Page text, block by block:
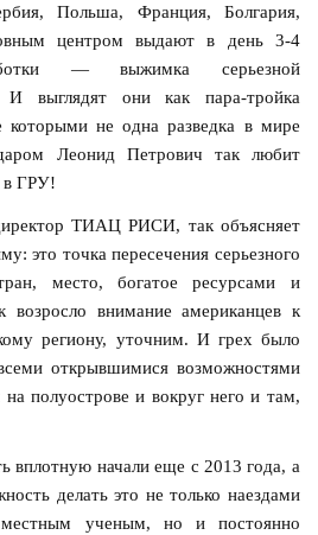
Польша, Франция, Болгария,
центром выдают в день 3-4
— выжимка серьезной
И выглядят они как пара-тройка
которыми не одна разведка в мире
Леонид Петрович так любит
в ГРУ!
ТИАЦ РИСИ, так объясняет
это точка пересечения серьезного
место, богатое ресурсами и
возросло внимание американцев к
региону, уточним. И грех было
открывшимися возможностями
полуострове и вокруг него и там,
вплотную начали еще с 2013 года, а
делать это не только наездами
местным ученым, но и постоянно